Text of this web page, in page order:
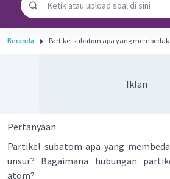
Beranda Partikel subatom apa yang
Iklan
Pertanyaan
Partikel subatom apa yang
unsur? Bagaimana hubungan
atom?